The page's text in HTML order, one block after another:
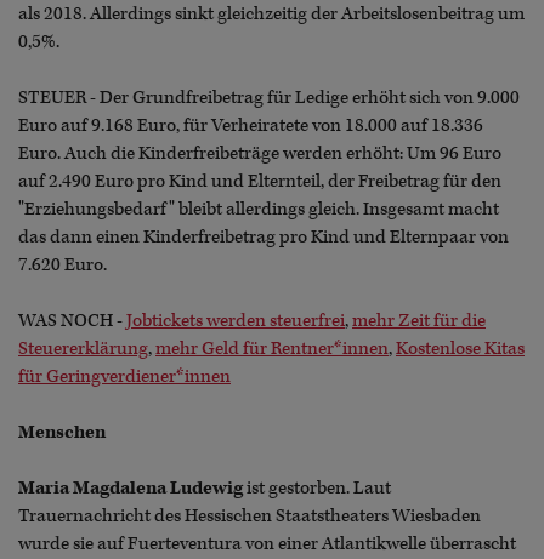
als 2018. Allerdings sinkt gleichzeitig der Arbeitslosenbeitrag um
0,5%.
STEUER - Der Grundfreibetrag für Ledige erhöht sich von 9.000
Euro auf 9.168 Euro, für Verheiratete von 18.000 auf 18.336
Euro. Auch die Kinderfreibeträge werden erhöht: Um 96 Euro
auf 2.490 Euro pro Kind und Elternteil, der Freibetrag für den
"Erziehungsbedarf" bleibt allerdings gleich. Insgesamt macht
das dann einen Kinderfreibetrag pro Kind und Elternpaar von
7.620 Euro.
WAS NOCH -Jobtickets werden steuerfrei,mehr Zeit für die
Steuererklärung,mehr Geld für Rentner*innen,Kostenlose Kitas
für Geringverdiener*innen
Menschen
Maria Magdalena Ludewigist gestorben. Laut
Trauernachricht des Hessischen Staatstheaters Wiesbaden
wurde sie auf Fuerteventura von einer Atlantikwelle überrascht